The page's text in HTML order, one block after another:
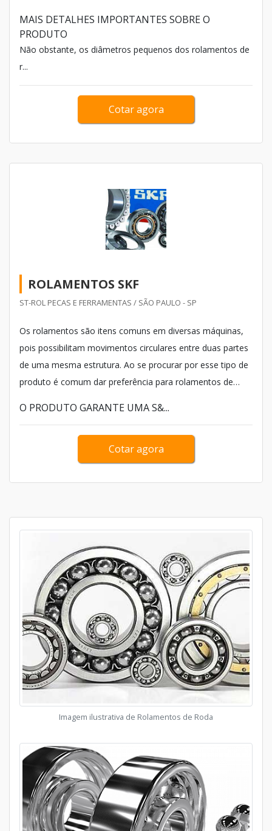
MAIS DETALHES IMPORTANTES SOBRE O
PRODUTO
Não obstante, os diâmetros pequenos dos rolamentos de
r...
Cotar agora
ROLAMENTOS SKF
ST-ROL PECAS E FERRAMENTAS / SÃO PAULO - SP
Os rolamentos são itens comuns em diversas máquinas,
pois possibilitam movimentos circulares entre duas partes
de uma mesma estrutura. Ao se procurar por esse tipo de
produto é comum dar preferência para rolamentos de
das mais conhecidas fabricantes de produtos rotativos do
O PRODUTO GARANTE UMA S&...
Cotar agora
Imagem ilustrativa de Rolamentos de Roda